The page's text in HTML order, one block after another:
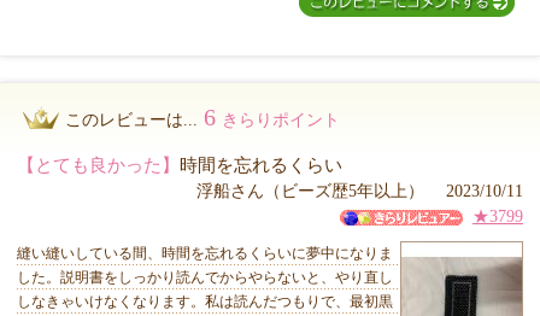
このレビューは... 6 きらりポイント
【とても良かった】 時間を忘れるくらい
浮船さん（ビーズ歴5年以上） 2023/10/11
★3799
縫い縫いしている間、時間を忘れるくらいに夢中になりま
した。説明書をしっかり読んでからやらないと、やり直し
しなきゃいけなくなります。私は読んだつもりで、最初黒